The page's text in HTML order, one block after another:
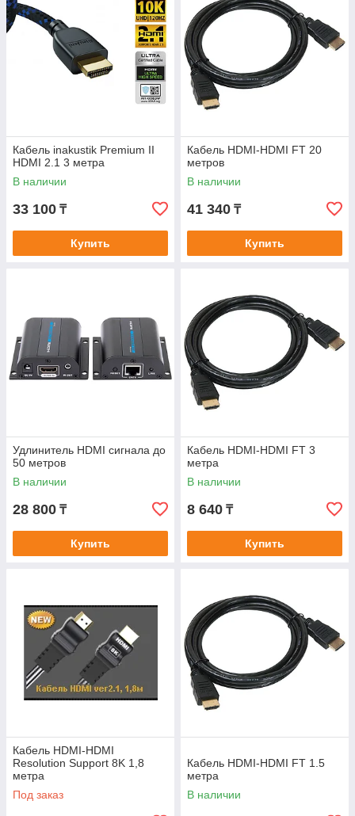
Кабель inakustik Premium II
HDMI 2.1 3 метра
В наличии
33 100 ₸
Купить
Кабель HDMI-HDMI FT 20
метров
В наличии
41 340 ₸
Купить
Удлинитель HDMI сигнала до
50 метров
В наличии
28 800 ₸
Купить
Кабель HDMI-HDMI FT 3
метра
В наличии
8 640 ₸
Купить
Кабель HDMI-HDMI
Resolution Support 8K 1,8
метра
Под заказ
Кабель HDMI-HDMI FT 1.5
метра
В наличии